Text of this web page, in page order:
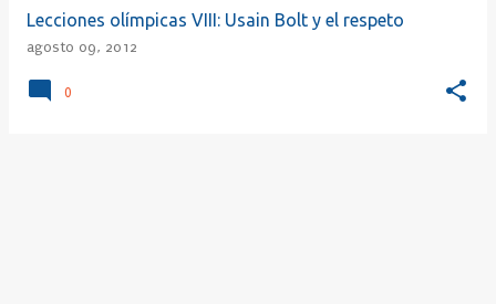
Lecciones olímpicas VIII: Usain Bolt y el respeto
agosto 09, 2012
0